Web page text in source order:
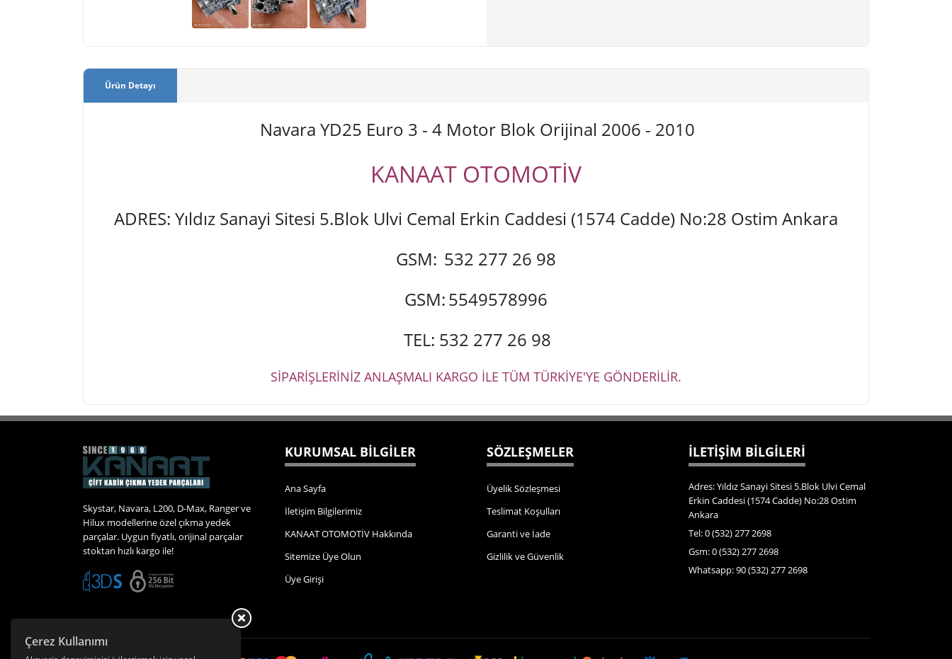
Ürün Detayı
Navara YD25 Euro 3 - 4 Motor Blok Orijinal 2006 - 2010
KANAAT OTOMOTİV
ADRES: Yıldız Sanayi Sitesi 5.Blok Ulvi Cemal Erkin Caddesi (1574 Cadde) No:28 Ostim Ankara
GSM: 532 277 26 98
GSM:5549578996
TEL: 532 277 26 98
SİPARİŞLERİNİZ ANLAŞMALI KARGO İLE TÜM TÜRKİYE'YE GÖNDERİLİR.
Skystar, Navara, L200, D-Max, Ranger ve
Hilux modellerine özel çıkma yedek
parçalar. Uygun fiyatlı, orijinal parçalar
stoktan hızlı kargo ile!
KURUMSAL BİLGİLER
Ana Sayfa
İletişim Bilgilerimiz
KANAAT OTOMOTİV Hakkında
Sitemize Üye Olun
Üye Girişi
SÖZLEŞMELER
Üyelik Sözleşmesi
Teslimat Koşulları
Garanti ve İade
Gizlilik ve Güvenlik
İLETİŞİM BİLGİLERİ
Adres: Yıldız Sanayi Sitesi 5.Blok Ulvi Cemal
Erkin Caddesi (1574 Cadde) No:28 Ostim
Ankara
Tel: 0 (532) 277 2698
Gsm: 0 (532) 277 2698
Whatsapp: 90 (532) 277 2698
Çerez Kullanımı